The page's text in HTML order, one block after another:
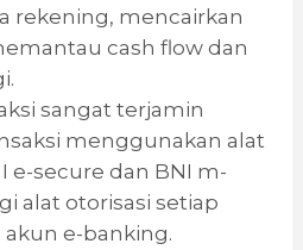
rekening, mencairkan
cash flow dan
sangat terjamin
menggunakan alat
e-secure dan BNI m-
alat otorisasi setiap
e-banking.